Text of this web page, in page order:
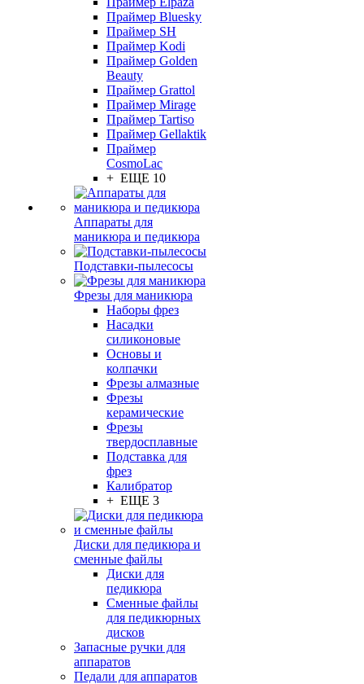
Праймер Bluesky
Праймер SH
Праймер Kodi
Праймер Golden
Beauty
Праймер Grattol
Праймер Mirage
Праймер Tartiso
Праймер Gellaktik
Праймер
CosmoLac
+ ЕЩЕ 10
Аппараты для
маникюра и педикюра
Подставки-пылесосы
Фрезы для маникюра
Наборы фрез
Насадки
силиконовые
Основы и
колпачки
Фрезы алмазные
Фрезы
керамические
Фрезы
твердосплавные
Подставка для
фрез
Калибратор
+ ЕЩЕ 3
Диски для педикюра и
сменные файлы
Диски для
педикюра
Сменные файлы
для педикюрных
дисков
Запасные ручки для
аппаратов
Педали для аппаратов